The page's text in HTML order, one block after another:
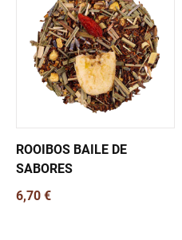
ROOIBOS BAILE DE
SABORES
6,70 €